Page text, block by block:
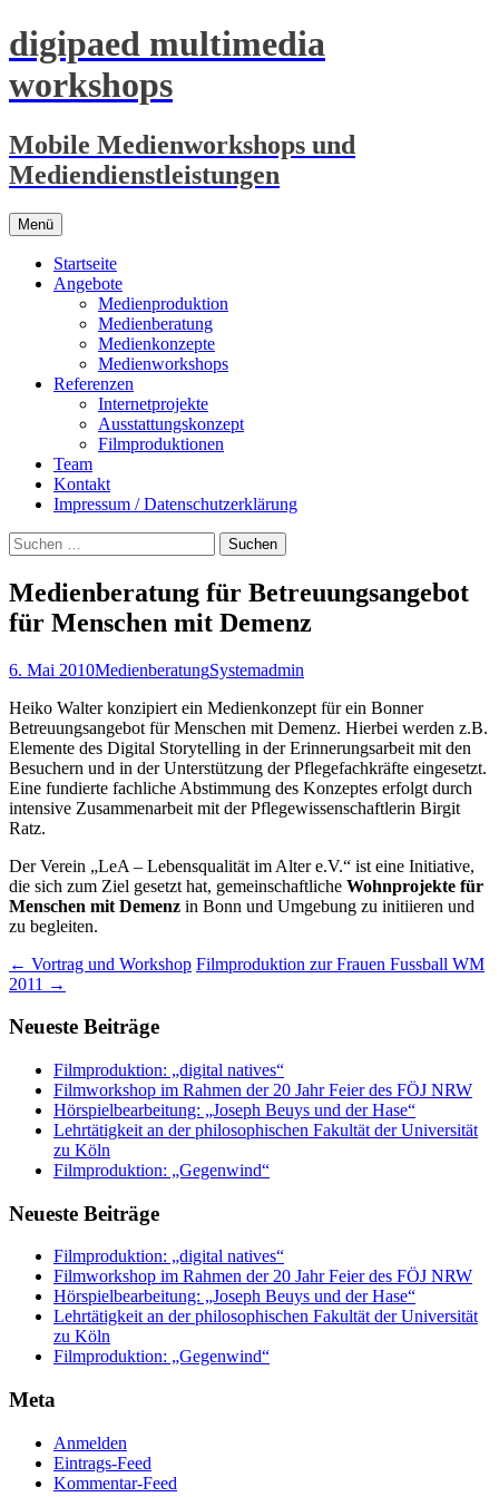
digipaed multimedia
workshops
Mobile Medienworkshops und
Mediendienstleistungen
Menü
springen
Startseite
Angebote
Medienproduktion
Medienberatung
Medienkonzepte
Medienworkshops
Referenzen
Internetprojekte
Ausstattungskonzept
Filmproduktionen
Team
Kontakt
Impressum / Datenschutzerklärung
Suchen
nach:
Medienberatung für Betreuungsangebot
für Menschen mit Demenz
6. Mai 2010MedienberatungSystemadmin
Heiko Walter konzipiert ein Medienkonzept für ein Bonner
Betreuungsangebot für Menschen mit Demenz. Hierbei werden z.B.
Elemente des Digital Storytelling in der Erinnerungsarbeit mit den
Besuchern und in der Unterstützung der Pflegefachkräfte eingesetzt.
Eine fundierte fachliche Abstimmung des Konzeptes erfolgt durch
intensive Zusammenarbeit mit der Pflegewissenschaftlerin Birgit
Ratz.
Der Verein „LeA – Lebensqualität im Alter e.V.“ ist eine Initiative,
die sich zum Ziel gesetzt hat, gemeinschaftliche Wohnprojekte für
Menschen mit Demenz in Bonn und Umgebung zu initiieren und
zu begleiten.
Beitragsnavigation
← Vortrag und Workshop Filmproduktion zur Frauen Fussball WM
2011 →
Neueste Beiträge
Filmproduktion: „digital natives“
Filmworkshop im Rahmen der 20 Jahr Feier des FÖJ NRW
Hörspielbearbeitung: „Joseph Beuys und der Hase“
Lehrtätigkeit an der philosophischen Fakultät der Universität
zu Köln
Filmproduktion: „Gegenwind“
Neueste Beiträge
Filmproduktion: „digital natives“
Filmworkshop im Rahmen der 20 Jahr Feier des FÖJ NRW
Hörspielbearbeitung: „Joseph Beuys und der Hase“
Lehrtätigkeit an der philosophischen Fakultät der Universität
zu Köln
Filmproduktion: „Gegenwind“
Meta
Anmelden
Eintrags-Feed
Kommentar-Feed